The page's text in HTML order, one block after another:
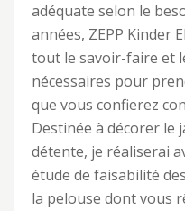
adéquate selon le
années, ZEPP Kinder
tout le savoir-faire et
nécessaires pour
que vous confierez
Destinée à décorer le
détente, je réaliserai
étude de faisabilité
la pelouse dont vous